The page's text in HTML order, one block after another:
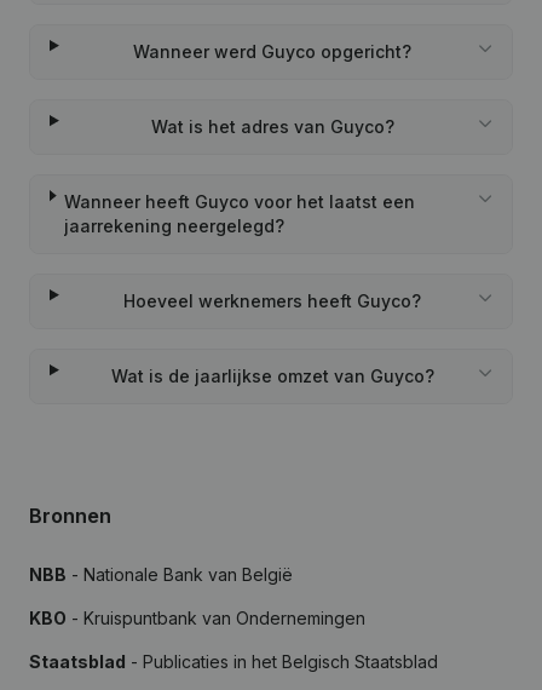
Wanneer werd Guyco opgericht?
Wat is het adres van Guyco?
Wanneer heeft Guyco voor het laatst een
jaarrekening neergelegd?
Hoeveel werknemers heeft Guyco?
Wat is de jaarlijkse omzet van Guyco?
Bronnen
NBB - Nationale Bank van België
KBO - Kruispuntbank van Ondernemingen
Staatsblad - Publicaties in het Belgisch Staatsblad